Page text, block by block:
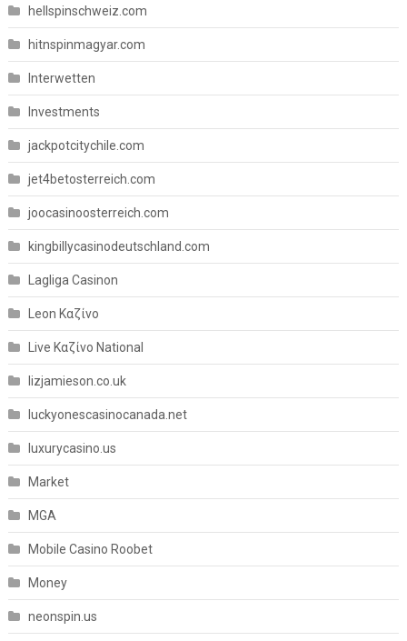
hellspinschweiz.com
hitnspinmagyar.com
Interwetten
Investments
jackpotcitychile.com
jet4betosterreich.com
joocasinoosterreich.com
kingbillycasinodeutschland.com
Lagliga Casinon
Leon Καζίνο
Live Καζίνο National
lizjamieson.co.uk
luckyonescasinocanada.net
luxurycasino.us
Market
MGA
Mobile Casino Roobet
Money
neonspin.us